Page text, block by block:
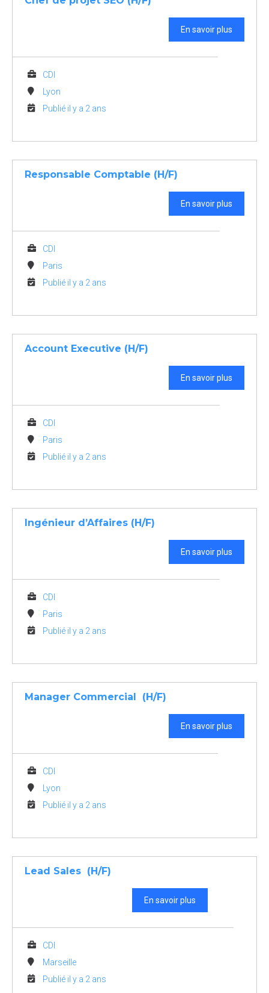
En savoir plus
CDI
Lyon
Publié il y a 2 ans
Responsable Comptable (H/F)
En savoir plus
CDI
Paris
Publié il y a 2 ans
Account Executive (H/F)
En savoir plus
CDI
Paris
Publié il y a 2 ans
Ingénieur d’Affaires (H/F)
En savoir plus
CDI
Paris
Publié il y a 2 ans
Manager Commercial (H/F)
En savoir plus
CDI
Lyon
Publié il y a 2 ans
Lead Sales (H/F)
En savoir plus
CDI
Marseille
Publié il y a 2 ans